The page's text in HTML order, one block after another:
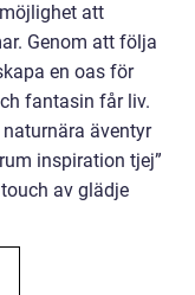
att
Genom att följa
en oas för
fantasin får liv.
äventyr
inspiration tjej”
av glädje